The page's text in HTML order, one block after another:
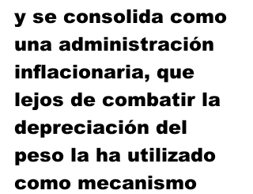
y se consolida como
una administración
inflacionaria, que
lejos de combatir la
depreciación del
peso la ha utilizado
como mecanismo